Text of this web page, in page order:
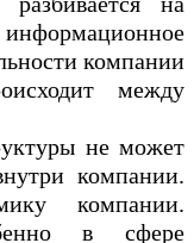
компании
между
не может
компании.
компании.
в сфере